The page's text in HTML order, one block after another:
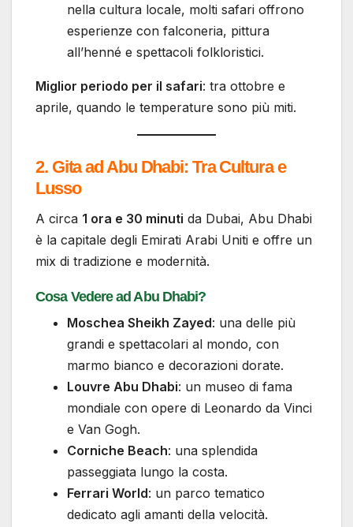
nella cultura locale, molti safari offrono
esperienze con falconeria, pittura
all’henné e spettacoli folkloristici.
Miglior periodo per il safari: tra ottobre e
aprile, quando le temperature sono più miti.
2. Gita ad Abu Dhabi: Tra Cultura e
Lusso
A circa 1 ora e 30 minuti da Dubai, Abu Dhabi
è la capitale degli Emirati Arabi Uniti e offre un
mix di tradizione e modernità.
Cosa Vedere ad Abu Dhabi?
Moschea Sheikh Zayed: una delle più
grandi e spettacolari al mondo, con
marmo bianco e decorazioni dorate.
Louvre Abu Dhabi: un museo di fama
mondiale con opere di Leonardo da Vinci
e Van Gogh.
Corniche Beach: una splendida
passeggiata lungo la costa.
Ferrari World: un parco tematico
dedicato agli amanti della velocità.